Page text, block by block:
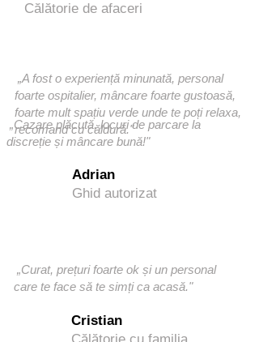
Călătorie de afaceri
„Cazare plăcută, locuri de parcare la
discreție și mâncare bună!"
Adrian
Ghid autorizat
„Curat, prețuri foarte ok și un personal
care te face să te simți ca acasă."
Cristian
„A fost o experiență minunată, personal
foarte ospitalier, mâncare foarte gustoasă,
foarte mult spațiu verde unde te poți relaxa,
recomand cu căldură."